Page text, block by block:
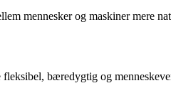
mennesker og maskiner mere
bæredygtig og